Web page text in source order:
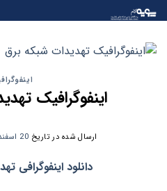
Skip
to
content
اینفوگرافیک
ارسال شده در تاریخ 20 اسفند 1396
دانلود اینفوگرافی